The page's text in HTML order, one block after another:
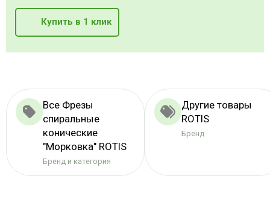
Купить в 1 клик
Все Фрезы
спиральные
конические
"Морковка" ROTIS
Бренд и категория
Другие товары
ROTIS
Бренд